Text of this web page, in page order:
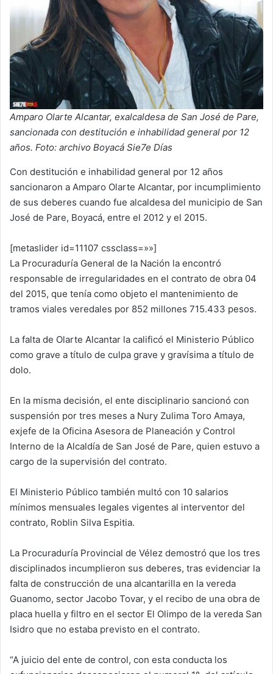
Amparo Olarte Alcantar, exalcaldesa de San José de Pare,
sancionada con destitución e inhabilidad general por 12
años. Foto: archivo Boyacá Sie7e Días
Con destitución e inhabilidad general por 12 años
sancionaron a Amparo Olarte Alcantar, por incumplimiento
de sus deberes cuando fue alcaldesa del municipio de San
José de Pare, Boyacá, entre el 2012 y el 2015.
[metaslider id=11107 cssclass=»»]
La Procuraduría General de la Nación la encontró
responsable de irregularidades en el contrato de obra 04
del 2015, que tenía como objeto el mantenimiento de
tramos viales veredales por 852 millones 715.433 pesos.
La falta de Olarte Alcantar la calificó el Ministerio Público
como grave a título de culpa grave y gravísima a título de
dolo.
En la misma decisión, el ente disciplinario sancionó con
suspensión por tres meses a Nury Zulima Toro Amaya,
exjefe de la Oficina Asesora de Planeación y Control
Interno de la Alcaldía de San José de Pare, quien estuvo a
cargo de la supervisión del contrato.
El Ministerio Público también multó con 10 salarios
mínimos mensuales legales vigentes al interventor del
contrato, Roblin Silva Espitia.
La Procuraduría Provincial de Vélez demostró que los tres
disciplinados incumplieron sus deberes, tras evidenciar la
falta de construcción de una alcantarilla en la vereda
Guanomo, sector Jacobo Tovar, y el recibo de una obra de
placa huella y filtro en el sector El Olimpo de la vereda San
Isidro que no estaba previsto en el contrato.
“A juicio del ente de control, con esta conducta los